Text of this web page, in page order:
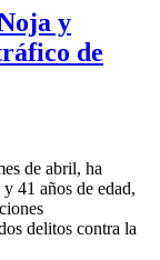
y
de
de abril, ha
41 años de edad,
delitos contra la